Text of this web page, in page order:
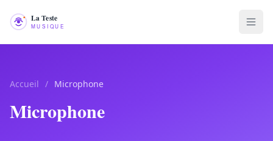
Accueil / Microphone
Microphone